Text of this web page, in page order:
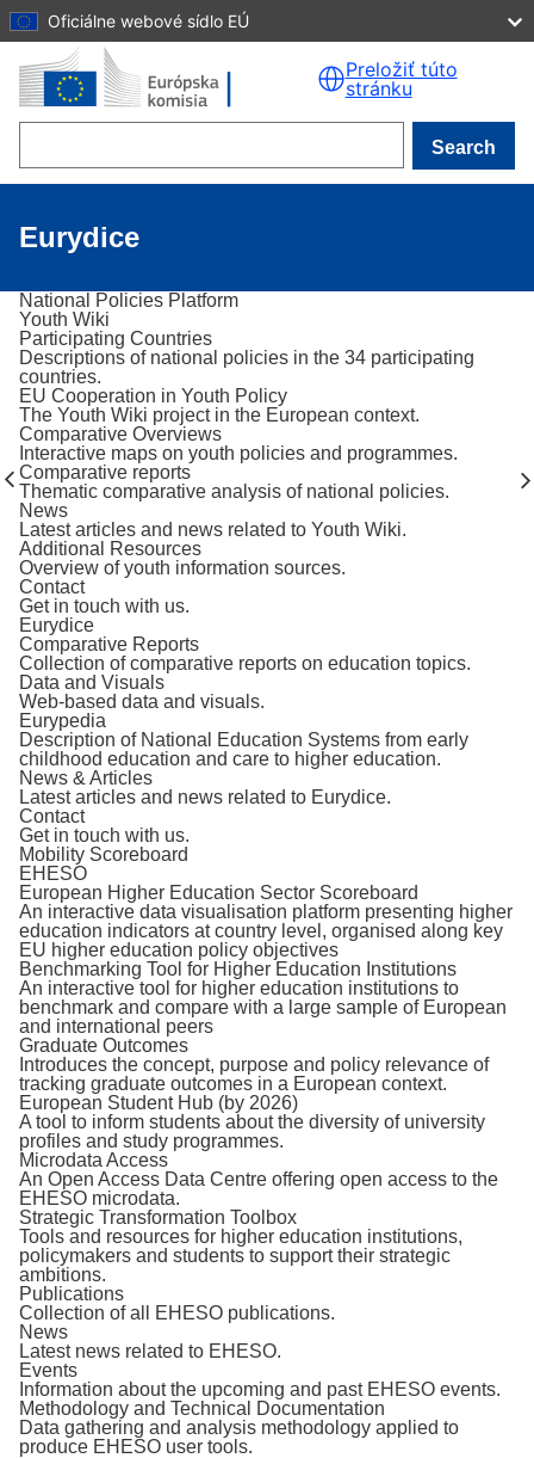
Skip to main content
Oficiálne webové sídlo EÚ
Preložiť túto
stránku
Search
Eurydice
National Policies Platform
Youth Wiki
Participating Countries
Descriptions of national policies in the 34 participating
countries.
EU Cooperation in Youth Policy
The Youth Wiki project in the European context.
Comparative Overviews
Interactive maps on youth policies and programmes.
Comparative reports
Thematic comparative analysis of national policies.
News
Latest articles and news related to Youth Wiki.
Additional Resources
Overview of youth information sources.
Contact
Get in touch with us.
Eurydice
Comparative Reports
Collection of comparative reports on education topics.
Data and Visuals
Web-based data and visuals.
Eurypedia
Description of National Education Systems from early
childhood education and care to higher education.
News & Articles
Latest articles and news related to Eurydice.
Contact
Get in touch with us.
Mobility Scoreboard
EHESO
European Higher Education Sector Scoreboard
An interactive data visualisation platform presenting higher
education indicators at country level, organised along key
EU higher education policy objectives
Benchmarking Tool for Higher Education Institutions
An interactive tool for higher education institutions to
benchmark and compare with a large sample of European
and international peers
Graduate Outcomes
Introduces the concept, purpose and policy relevance of
tracking graduate outcomes in a European context.
European Student Hub (by 2026)
A tool to inform students about the diversity of university
profiles and study programmes.
Microdata Access
An Open Access Data Centre offering open access to the
EHESO microdata.
Strategic Transformation Toolbox
Tools and resources for higher education institutions,
policymakers and students to support their strategic
ambitions.
Publications
Collection of all EHESO publications.
News
Latest news related to EHESO.
Events
Information about the upcoming and past EHESO events.
Methodology and Technical Documentation
Data gathering and analysis methodology applied to
produce EHESO user tools.